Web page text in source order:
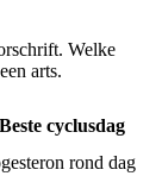
Welke
arts.
Beste cyclusdag
rond dag